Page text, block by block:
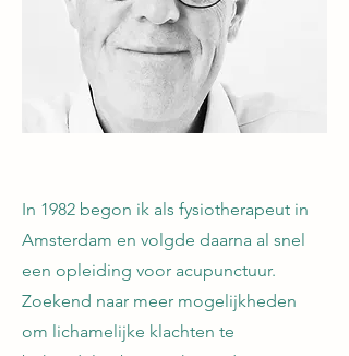
In 1982 begon ik als fysiotherapeut in
Amsterdam en volgde daarna al snel
een opleiding voor acupunctuur.
Zoekend naar meer mogelijkheden
om lichamelijke klachten te